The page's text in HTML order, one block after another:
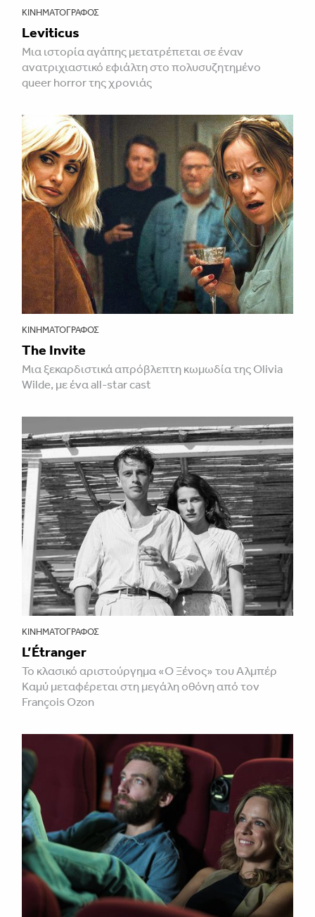
ΚΙΝΗΜΑΤΟΓΡΆΦΟΣ
Leviticus
Μια ιστορία αγάπης μετατρέπεται σε έναν
ανατριχιαστικό εφιάλτη στο πολυσυζητημένο
queer horror της χρονιάς
ΚΙΝΗΜΑΤΟΓΡΆΦΟΣ
The Invite
Μια ξεκαρδιστικά απρόβλεπτη κωμωδία της Olivia
Wilde, με ένα all-star cast
ΚΙΝΗΜΑΤΟΓΡΆΦΟΣ
L’Étranger
Το κλασικό αριστούργημα «Ο Ξένος» του Αλμπέρ
Καμύ μεταφέρεται στη μεγάλη οθόνη από τον
François Ozon